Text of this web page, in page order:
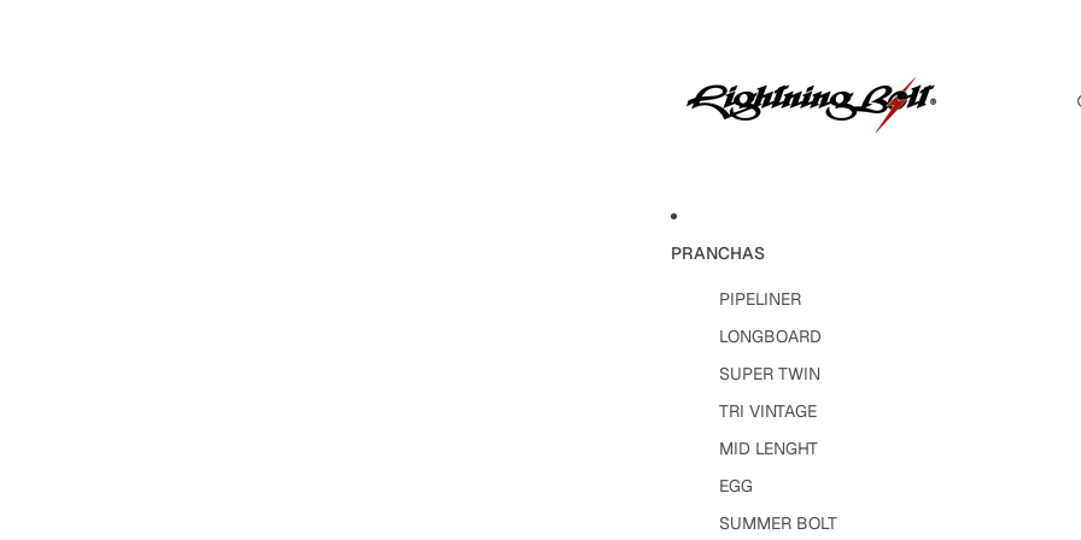
PRANCHAS
PIPELINER
LONGBOARD
SUPER TWIN
TRI VINTAGE
MID LENGHT
EGG
SUMMER BOLT